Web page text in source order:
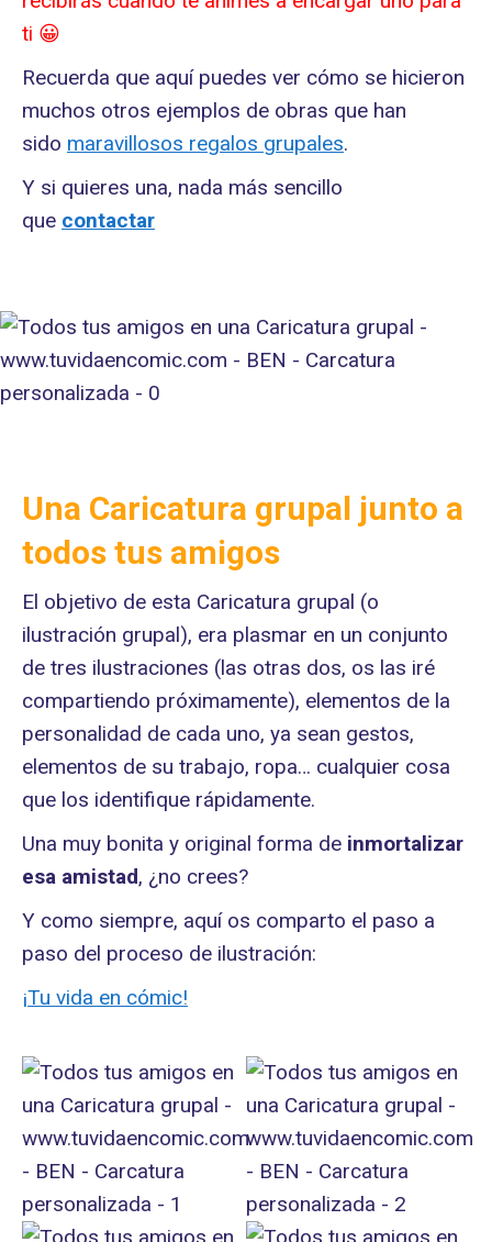
ti 😀
Recuerda que aquí puedes ver cómo se hicieron
muchos otros ejemplos de obras que han
sido maravillosos regalos grupales.
Y si quieres una, nada más sencillo
que contactar
Una Caricatura grupal junto a
todos tus amigos
El objetivo de esta Caricatura grupal (o
ilustración grupal), era plasmar en un conjunto
de tres ilustraciones (las otras dos, os las iré
compartiendo próximamente), elementos de la
personalidad de cada uno, ya sean gestos,
elementos de su trabajo, ropa… cualquier cosa
que los identifique rápidamente.
Una muy bonita y original forma de inmortalizar
esa amistad, ¿no crees?
Y como siempre, aquí os comparto el paso a
paso del proceso de ilustración:
¡Tu vida en cómic!